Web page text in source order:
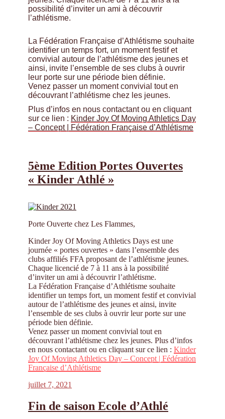
possibilité d’inviter un ami à découvrir
l’athlétisme.
La Fédération Française d’Athlétisme souhaite
identifier un temps fort, un moment festif et
convivial autour de l’athlétisme des jeunes et
ainsi, invite l’ensemble de ses clubs à ouvrir
leur porte sur une période bien définie.
Venez passer un moment convivial tout en
découvrant l’athlétisme chez les jeunes.
Plus d’infos en nous contactant ou en cliquant
sur ce lien : Kinder Joy Of Moving Athletics Day
– Concept | Fédération Française d’Athlétisme
5ème Edition Portes Ouvertes
« Kinder Athlé »
Porte Ouverte chez Les Flammes,
Kinder Joy Of Moving Athletics Days est une
journée « portes ouvertes » dans l’ensemble des
clubs affiliés FFA proposant de l’athlétisme jeunes.
Chaque licencié de 7 à 11 ans à la possibilité
d’inviter un ami à découvrir l’athlétisme.
La Fédération Française d’Athlétisme souhaite
identifier un temps fort, un moment festif et convivial
autour de l’athlétisme des jeunes et ainsi, invite
l’ensemble de ses clubs à ouvrir leur porte sur une
période bien définie.
Venez passer un moment convivial tout en
découvrant l’athlétisme chez les jeunes. Plus d’infos
en nous contactant ou en cliquant sur ce lien : Kinder
Joy Of Moving Athletics Day – Concept | Fédération
Française d’Athlétisme
Publié
juillet 7, 2021
Fin de saison Ecole d’Athlé